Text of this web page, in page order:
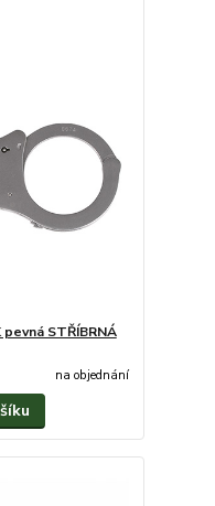
STŘÍBRNÁ
na objednání